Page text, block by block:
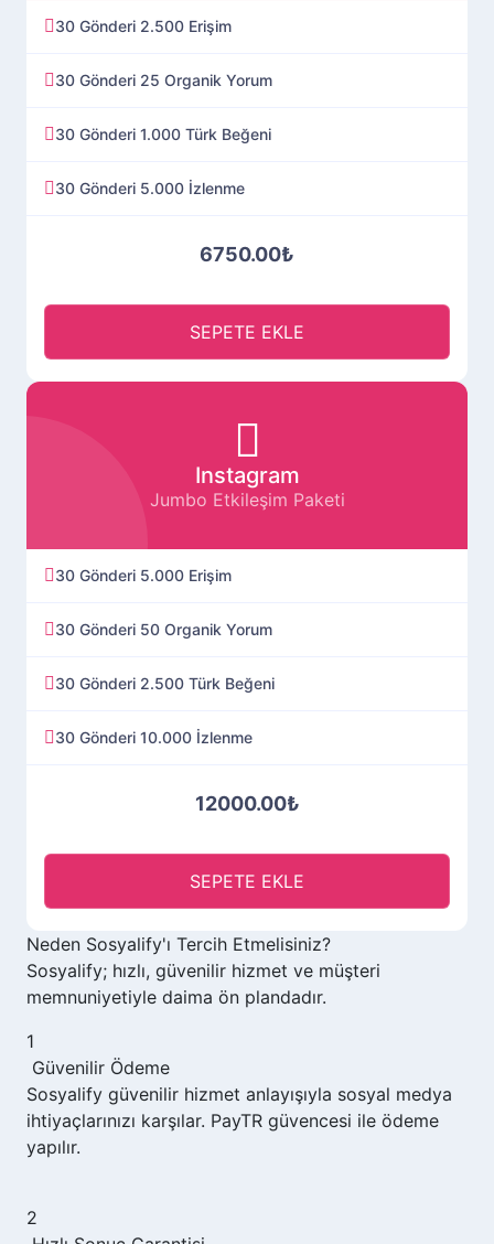
30 Gönderi 2.500 Erişim
30 Gönderi 25 Organik Yorum
30 Gönderi 1.000 Türk Beğeni
30 Gönderi 5.000 İzlenme
6750.00₺
SEPETE EKLE
Instagram
Jumbo Etkileşim Paketi
30 Gönderi 5.000 Erişim
30 Gönderi 50 Organik Yorum
30 Gönderi 2.500 Türk Beğeni
30 Gönderi 10.000 İzlenme
12000.00₺
SEPETE EKLE
Neden Sosyalify'ı Tercih Etmelisiniz?
Sosyalify; hızlı, güvenilir hizmet ve müşteri
memnuniyetiyle daima ön plandadır.
1
Güvenilir Ödeme
Sosyalify güvenilir hizmet anlayışıyla sosyal medya
ihtiyaçlarınızı karşılar. PayTR güvencesi ile ödeme
yapılır.
2